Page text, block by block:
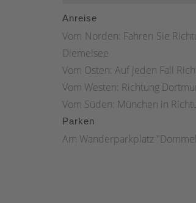
Anreise
Vom Norden: Fahren Sie
Diemelsee
Vom Osten: Auf jeden Fall
Vom Westen: Richtung
Vom Süden: München in
Parken
Am Wanderparkplatz